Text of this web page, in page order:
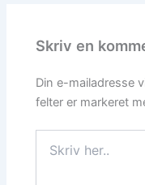
Skriv en
Din e-mailadresse
felter er markeret
her..